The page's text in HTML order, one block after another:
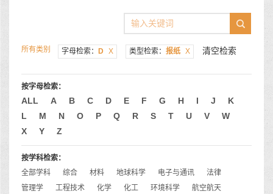
所有类别 字母检索： D X 类型检索： 报纸 X 清空检索
按字母检索：
ALL A B C D E F G H I J
K
L
M N O P Q R S T U V
W
X
Y Z
按学科检索：
全部学科
综合 材料 地球科学 电子与通讯
法律
管理学
工程技术 化学 化工 环境科学
航空航天